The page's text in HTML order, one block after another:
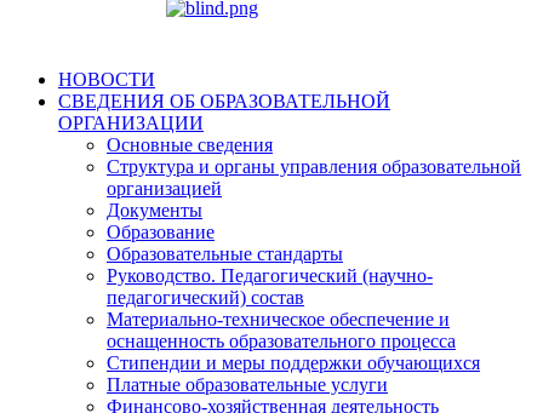
НОВОСТИ
СВЕДЕНИЯ ОБ ОБРАЗОВАТЕЛЬНОЙ
ОРГАНИЗАЦИИ
Основные сведения
Структура и органы управления образовательной
организацией
Документы
Образование
Образовательные стандарты
Руководство. Педагогический (научно-
педагогический) состав
Материально-техническое обеспечение и
оснащенность образовательного процесса
Стипендии и меры поддержки обучающихся
Платные образовательные услуги
Финансово-хозяйственная деятельность